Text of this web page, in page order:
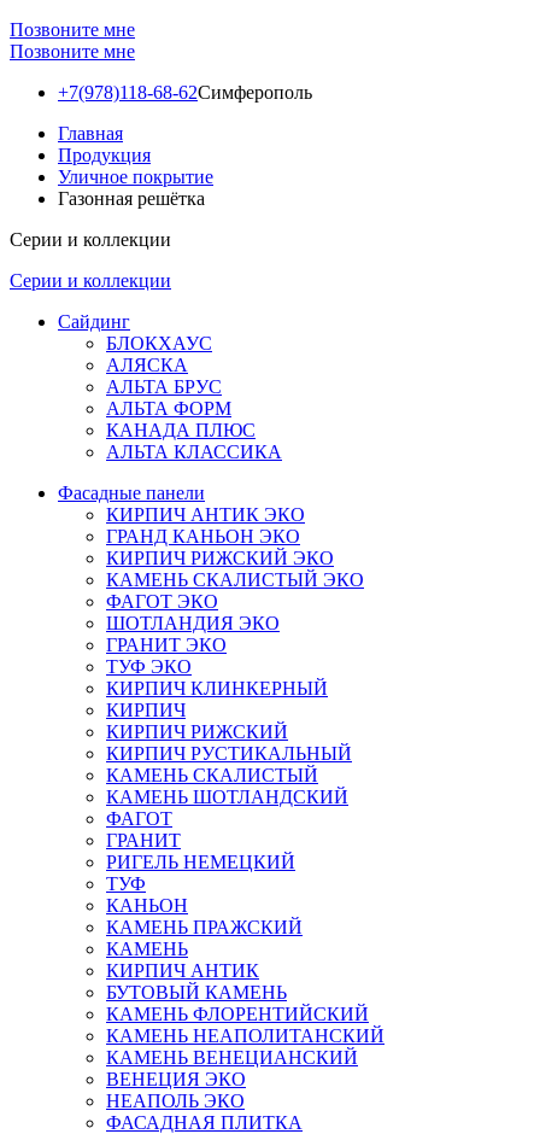
Позвоните мне
Позвоните мне
+7(978)118-68-62Симферополь
Главная
Продукция
Уличное покрытие
Газонная решётка
Серии и коллекции
Серии и коллекции
Сайдинг
БЛОКХАУС
АЛЯСКА
АЛЬТА БРУС
АЛЬТА ФОРМ
КАНАДА ПЛЮС
АЛЬТА КЛАССИКА
Фасадные панели
КИРПИЧ АНТИК ЭКО
ГРАНД КАНЬОН ЭКО
КИРПИЧ РИЖСКИЙ ЭКО
КАМЕНЬ СКАЛИСТЫЙ ЭКО
ФАГОТ ЭКО
ШОТЛАНДИЯ ЭКО
ГРАНИТ ЭКО
ТУФ ЭКО
КИРПИЧ КЛИНКЕРНЫЙ
КИРПИЧ
КИРПИЧ РИЖСКИЙ
КИРПИЧ РУСТИКАЛЬНЫЙ
КАМЕНЬ СКАЛИСТЫЙ
КАМЕНЬ ШОТЛАНДСКИЙ
ФАГОТ
ГРАНИТ
РИГЕЛЬ НЕМЕЦКИЙ
ТУФ
КАНЬОН
КАМЕНЬ ПРАЖСКИЙ
КАМЕНЬ
КИРПИЧ АНТИК
БУТОВЫЙ КАМЕНЬ
КАМЕНЬ ФЛОРЕНТИЙСКИЙ
КАМЕНЬ НЕАПОЛИТАНСКИЙ
КАМЕНЬ ВЕНЕЦИАНСКИЙ
ВЕНЕЦИЯ ЭКО
НЕАПОЛЬ ЭКО
ФАСАДНАЯ ПЛИТКА